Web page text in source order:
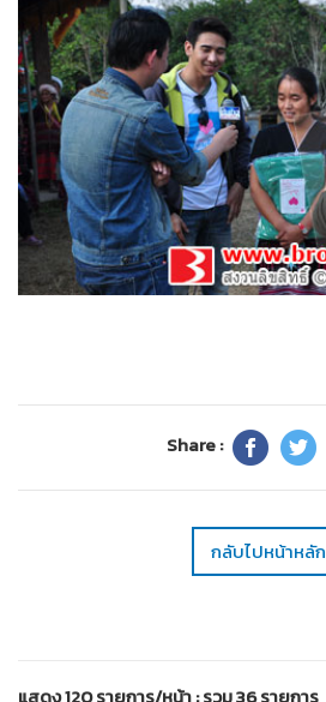
Share :
กลับไปหน้าหลัก
แสดง 120 รายการ/หน้า : รวม 36 รายการ